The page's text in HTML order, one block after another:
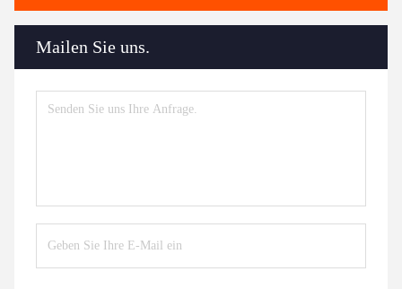
Mailen Sie uns.